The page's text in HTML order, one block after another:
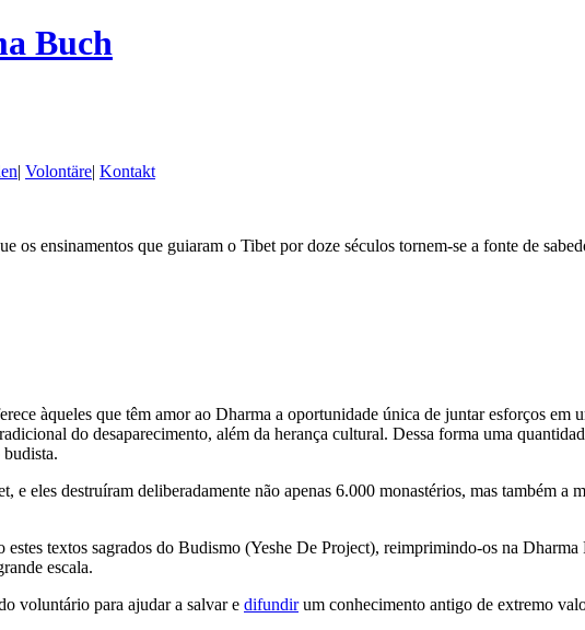
Buch
| Volontäre| Kontakt
os ensinamentos que guiaram o Tibet por doze séculos tornem-se a fonte de
àqueles que têm amor ao Dharma a oportunidade única de juntar esforços em
do desaparecimento, além da herança cultural. Dessa forma uma
e eles destruíram deliberadamente não apenas 6.000 monastérios, mas também a
textos sagrados do Budismo (Yeshe De Project), reimprimindo-os na
escala.
voluntário para ajudar a salvar e difundirum conhecimento antigo de extremo